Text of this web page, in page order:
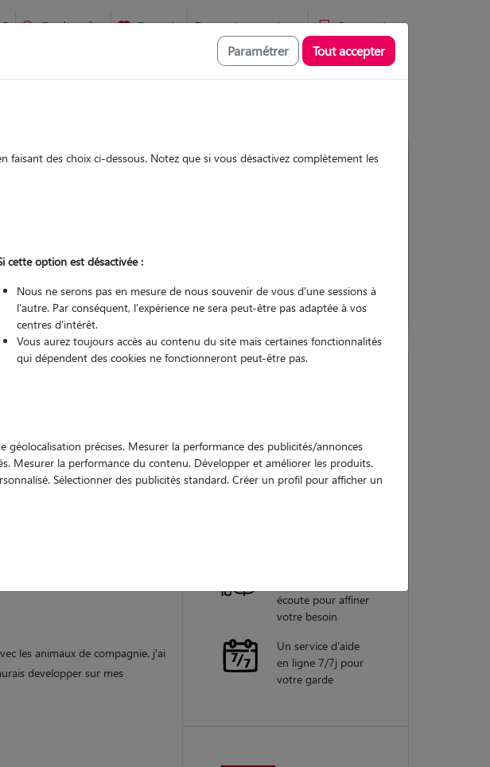
Recherche Favoris Devenir pet sitter Connexion
sécurisé et joyeux pour nos
les animaux de compagnie. j'ai
developper sur mes
garanties
écoute pour affiner
votre besoin
Un service d'aide
en ligne 7/7j pour
votre garde
Paramétrer Tout accepter
des choix ci-dessous. Notez que si vous désactivez complètement les
cette option est désactivée :
Nous ne serons pas en mesure de nous souvenir de vous d'une sessions à
l'autre. Par conséquent, l'expérience ne sera peut-être pas adaptée à vos
centres d'intérêt.
Vous aurez toujours accès au contenu du site mais certaines fonctionnalités
qui dépendent des cookies ne fonctionneront peut-être pas.
précises. Mesurer la performance des publicités/annonces
Mesurer la performance du contenu. Développer et améliorer les produits.
Sélectionner des publicités standard. Créer un profil pour afficher un